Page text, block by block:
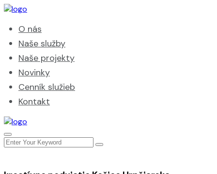
O nás
Naše služby
Naše projekty
Novinky
Cenník služieb
Kontakt